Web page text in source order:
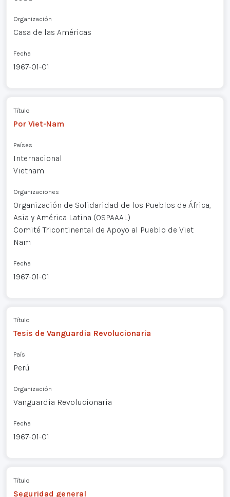
Organización
Casa de las Américas
Fecha
1967-01-01
Título
Por Viet-Nam
Países
Internacional
Vietnam
Organizaciones
Organización de Solidaridad de los Pueblos de África,
Asia y América Latina (OSPAAAL)
Comité Tricontinental de Apoyo al Pueblo de Viet
Nam
Fecha
1967-01-01
Título
Tesis de Vanguardia Revolucionaria
País
Perú
Organización
Vanguardia Revolucionaria
Fecha
1967-01-01
Título
Seguridad general